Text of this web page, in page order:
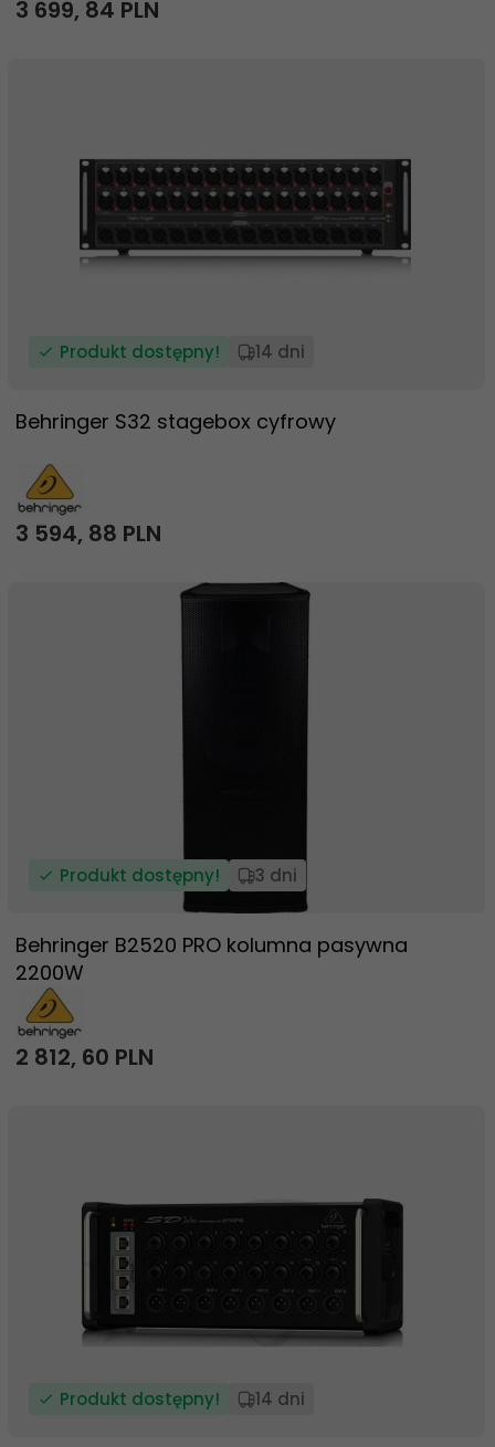
3 699, 84 PLN
Produkt dostępny! 14 dni
Behringer S32 stagebox cyfrowy
3 594, 88 PLN
Produkt dostępny! 3 dni
Behringer B2520 PRO kolumna pasywna
2200W
2 812, 60 PLN
Produkt dostępny! 14 dni